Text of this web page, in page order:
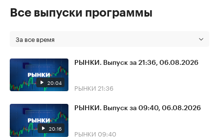
Все выпуски программы
За все время
20:04
РЫНКИ. Выпуск за 21:36, 06.08.2026
РЫНКИ 21:36
20:16
РЫНКИ. Выпуск за 09:40, 06.08.2026
РЫНКИ 09:40